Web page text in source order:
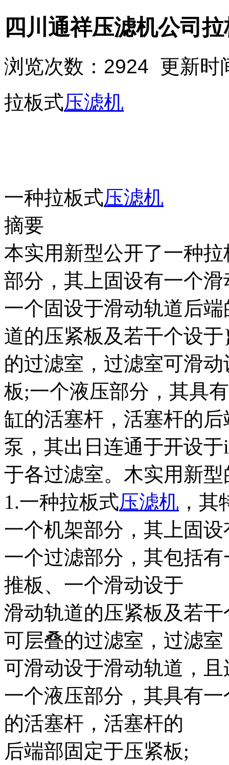
四川通祥压滤机公司
浏览次数：2924 更新时
拉板式压滤机
一种拉板式压滤机
摘要
本实用新型公开了一种拉
部分，其上固设有一个
一个固设于滑动轨道后
道的压紧板及若干个设
的过滤室，过滤室可滑
板;一个液压部分，其具
缸的活塞杆，活塞杆的
泵，其出日连通于开设
于各过滤室。木实用新型
1.一种拉板式压滤机 ，
一个机架部分，其上固
一个过滤部分，其包括
推板、一个滑动设于
滑动轨道的压紧板及若
可层叠的过滤室，过滤室
可滑动设于滑动轨道，
一个液压部分，其具有
的活塞杆，活塞杆的
后端部固定于压紧板;